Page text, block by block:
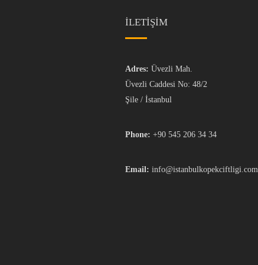
İLETİŞİM
Adres: Üvezli Mah.
Üvezli Caddesi No: 48/2
Şile / İstanbul
Phone: +90 545 206 34 34
Email: info@istanbulkopekciftligi.com